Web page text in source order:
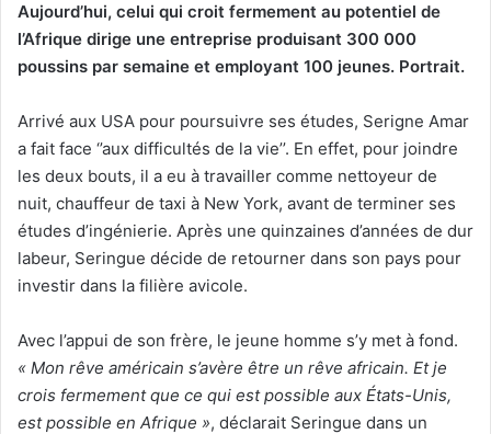
Aujourd’hui, celui qui croit fermement au potentiel de
l’Afrique dirige une entreprise produisant 300 000
poussins par semaine et employant 100 jeunes. Portrait.
Arrivé aux USA pour poursuivre ses études, Serigne Amar
a fait face ‘’aux difficultés de la vie’’. En effet, pour joindre
les deux bouts, il a eu à travailler comme nettoyeur de
nuit, chauffeur de taxi à New York, avant de terminer ses
études d’ingénierie. Après une quinzaines d’années de dur
labeur, Seringue décide de retourner dans son pays pour
investir dans la filière avicole.
Avec l’appui de son frère, le jeune homme s’y met à fond.
« Mon rêve américain s’avère être un rêve africain. Et je
crois fermement que ce qui est possible aux États-Unis,
est possible en Afrique », déclarait Seringue dans un